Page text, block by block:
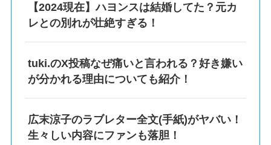
【2024現在】ハヨンスは結婚してた？元カ
レとの別れが壮絶すぎる！
tuki.のX投稿なぜ痛いと言われる？好き嫌い
が分かれる理由についても紹介！
広末涼子のラブレター全文(手紙)がヤバい！
生々しい内容にファンも落胆！